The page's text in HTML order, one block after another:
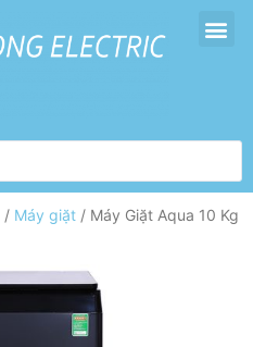
/ Máy giặt / Máy Giặt Aqua 10 Kg